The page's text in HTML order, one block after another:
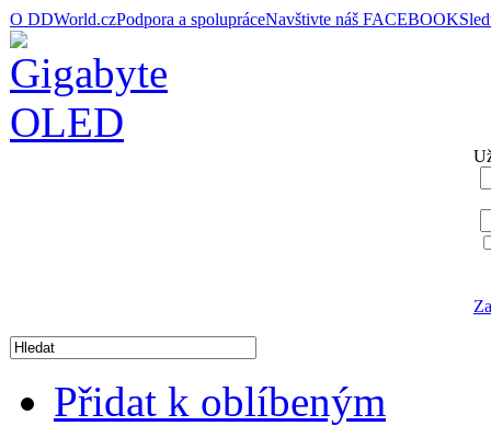
O DDWorld.czPodpora a spolupráceNavštivte náš FACEBOOK
Přidat k oblíbeným